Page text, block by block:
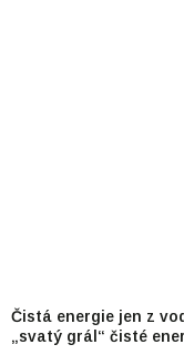
Čistá energie jen z
„svatý grál“ čisté